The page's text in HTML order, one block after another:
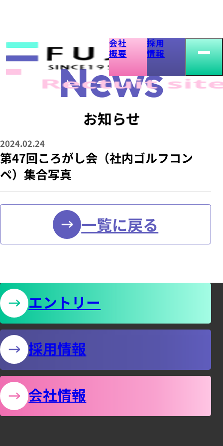
第
47
こ
ろ
が
し
会
内
ゴ
ル
フ
コ
会社
概要
採用
情報
お知らせ
第47回ころがし会（社内ゴルフコン
ペ）集合写真
2024.02.24
お
知
せ
の
一覧に戻る
エントリー
採用情報
会社情報